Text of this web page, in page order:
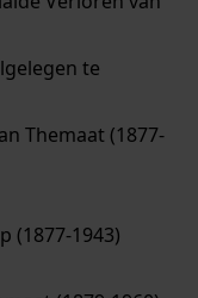
te
Themaat (1877-
(1877-1943)